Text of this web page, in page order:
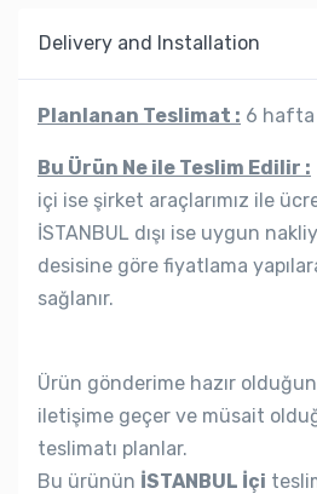
Delivery and Installation
Planlanan Teslimat : 6
Bu Ürün Ne ile Teslim Edilir :
içi ise şirket araçlarımız ile
İSTANBUL dışı ise uygun
desisine göre fiyatlama
sağlanır.
Ürün gönderime hazır
iletişime geçer ve müsait
teslimatı planlar.
Bu ürünün İSTANBUL İçi